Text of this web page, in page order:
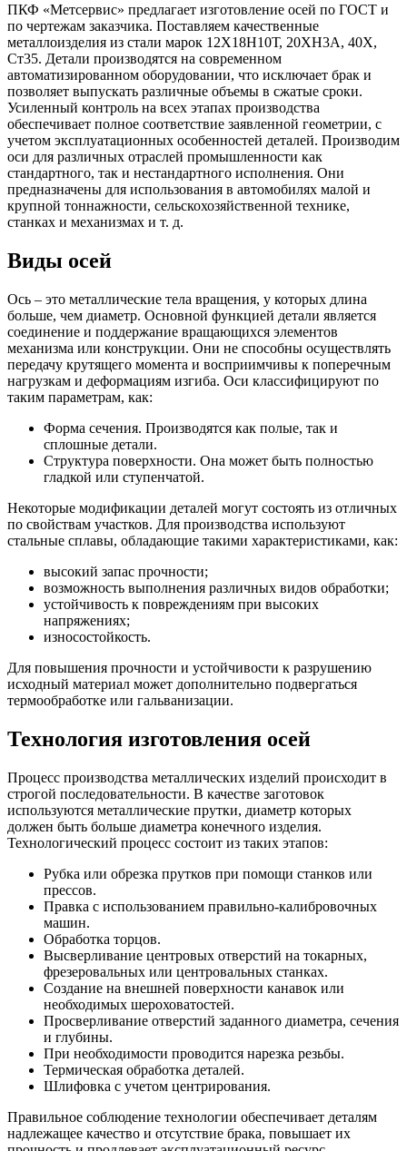
ПКФ «Метсервис» предлагает изготовление осей по ГОСТ и
по чертежам заказчика. Поставляем качественные
металлоизделия из стали марок 12Х18Н10Т, 20ХН3А, 40Х,
Ст35. Детали производятся на современном
автоматизированном оборудовании, что исключает брак и
позволяет выпускать различные объемы в сжатые сроки.
Усиленный контроль на всех этапах производства
обеспечивает полное соответствие заявленной геометрии, с
учетом эксплуатационных особенностей деталей. Производим
оси для различных отраслей промышленности как
стандартного, так и нестандартного исполнения. Они
предназначены для использования в автомобилях малой и
крупной тоннажности, сельскохозяйственной технике,
станках и механизмах и т. д.
Виды осей
Ось – это металлические тела вращения, у которых длина
больше, чем диаметр. Основной функцией детали является
соединение и поддержание вращающихся элементов
механизма или конструкции. Они не способны осуществлять
передачу крутящего момента и восприимчивы к поперечным
нагрузкам и деформациям изгиба. Оси классифицируют по
таким параметрам, как:
Форма сечения. Производятся как полые, так и
сплошные детали.
Структура поверхности. Она может быть полностью
гладкой или ступенчатой.
Некоторые модификации деталей могут состоять из отличных
по свойствам участков. Для производства используют
стальные сплавы, обладающие такими характеристиками, как:
высокий запас прочности;
возможность выполнения различных видов обработки;
устойчивость к повреждениям при высоких
напряжениях;
износостойкость.
Для повышения прочности и устойчивости к разрушению
исходный материал может дополнительно подвергаться
термообработке или гальванизации.
Технология изготовления осей
Процесс производства металлических изделий происходит в
строгой последовательности. В качестве заготовок
используются металлические прутки, диаметр которых
должен быть больше диаметра конечного изделия.
Технологический процесс состоит из таких этапов:
Рубка или обрезка прутков при помощи станков или
прессов.
Правка с использованием правильно-калибровочных
машин.
Обработка торцов.
Высверливание центровых отверстий на токарных,
фрезеровальных или центровальных станках.
Создание на внешней поверхности канавок или
необходимых шероховатостей.
Просверливание отверстий заданного диаметра, сечения
и глубины.
При необходимости проводится нарезка резьбы.
Термическая обработка деталей.
Шлифовка с учетом центрирования.
Правильное соблюдение технологии обеспечивает деталям
надлежащее качество и отсутствие брака, повышает их